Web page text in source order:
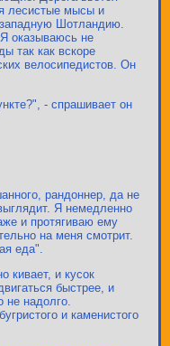
лесистые мысы и
Шотландию.
оказываюсь не
так как вскоре
велосипедистов. Он
- спрашивает он
рандоннер, да не
Я немедленно
и протягиваю ему
на меня смотрит.
еда".
кивает, и кусок
быстрее, и
надолго.
и каменистого